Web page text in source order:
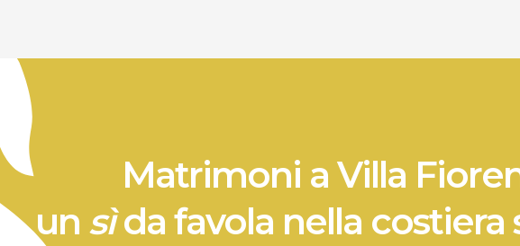
Matrimoni a Villa
un sìda favola nella costiera